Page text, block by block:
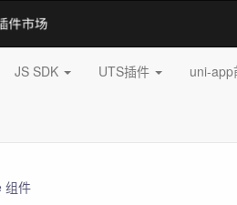
JS SDK UTS插件 uni-
组件